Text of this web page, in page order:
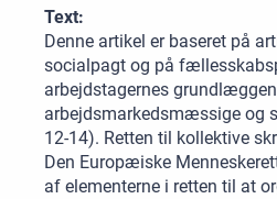
Text:
Denne artikel er baseret på
socialpagt og på
arbejdstagernes
arbejdsmarkedsmæssige og
12-14). Retten til kollektive
Den Europæiske
af elementerne i retten til at